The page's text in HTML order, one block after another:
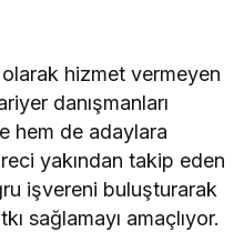
hizmet vermeyen
danışmanları
hem de adaylara
yakından takip eden
işvereni buluşturarak
sağlamayı amaçlıyor.